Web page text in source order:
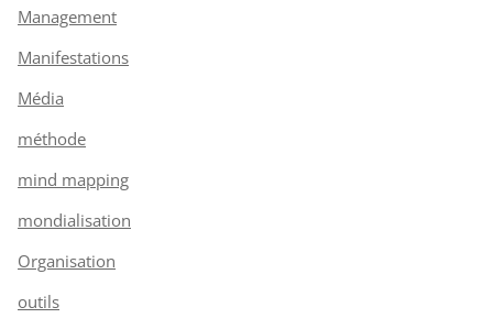
Management
Manifestations
Média
méthode
mind mapping
mondialisation
Organisation
outils